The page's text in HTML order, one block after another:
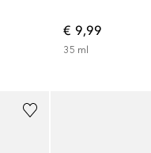
€ 9,99
35 ml